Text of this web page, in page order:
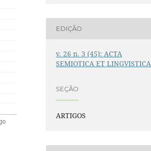
EDIÇÃO
v. 26 n. 3 (45): ACTA
SEMIOTICA ET LINGVISTICA
SEÇÃO
ARTIGOS